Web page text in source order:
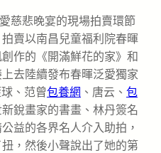
慈悲晚宴的現場拍賣環節
賣以南昌兒童福利院春暉
作的《開滿鮮花的家》和
去陸續發布春暉泛愛獨家
、范曾包養網 、唐云、 包
銳畫家的書畫、林丹簽名
益的各界名人介入助拍，
，然後小聲說出了她的第